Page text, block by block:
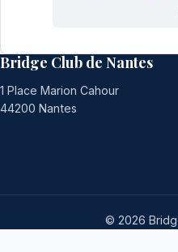
Bridge Club de Nantes
1 Place Marion Cahour
44200 Nantes
© 2026